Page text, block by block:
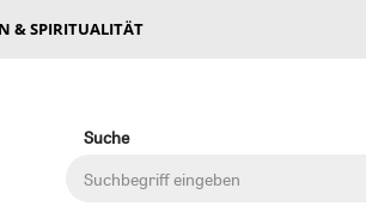
& SPIRITUALITÄT
Suche